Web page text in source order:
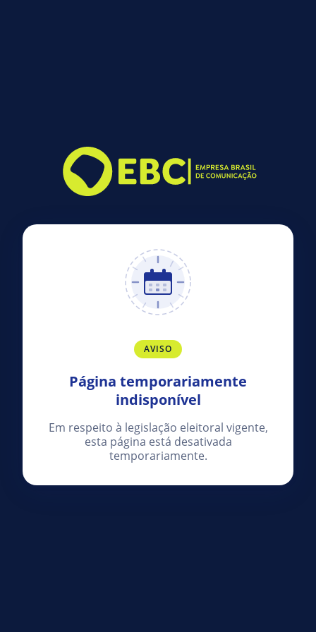
AVISO
Página temporariamente
indisponível
Em respeito à legislação eleitoral vigente,
esta página está desativada
temporariamente.